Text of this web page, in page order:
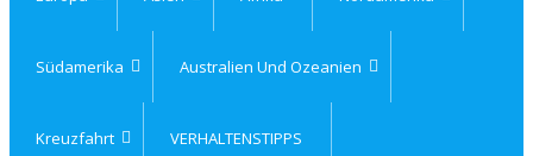
Südamerika Australien Und Ozeanien
Kreuzfahrt VERHALTENSTIPPS